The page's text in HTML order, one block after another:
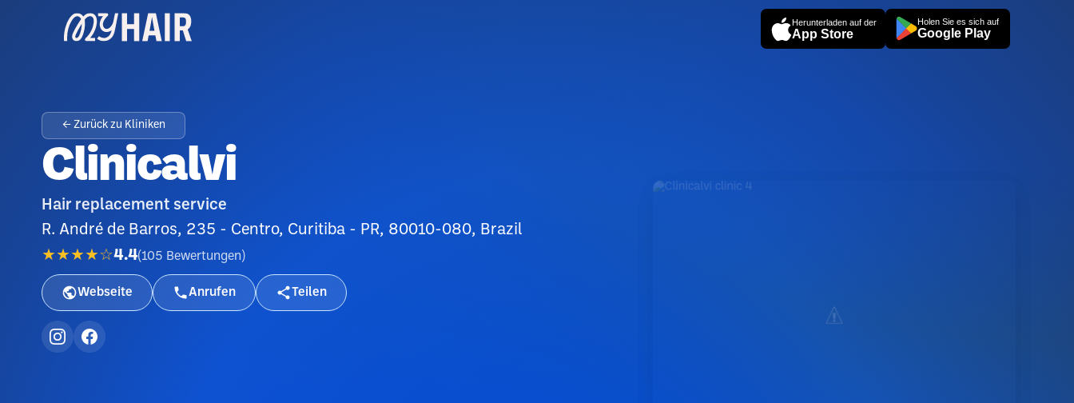
Herunterladen auf der
App Store
Holen Sie es sich auf
Google Play
← Zurück zu Kliniken
Clinicalvi
Hair replacement service
R. André de Barros, 235 - Centro, Curitiba - PR, 80010-080, Brazil
★★★★☆4.4(105 Bewertungen )
Webseite Anrufen Teilen